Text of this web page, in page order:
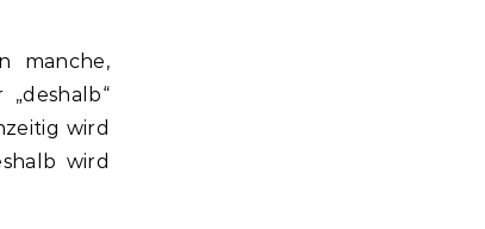
manche,
wird
wird